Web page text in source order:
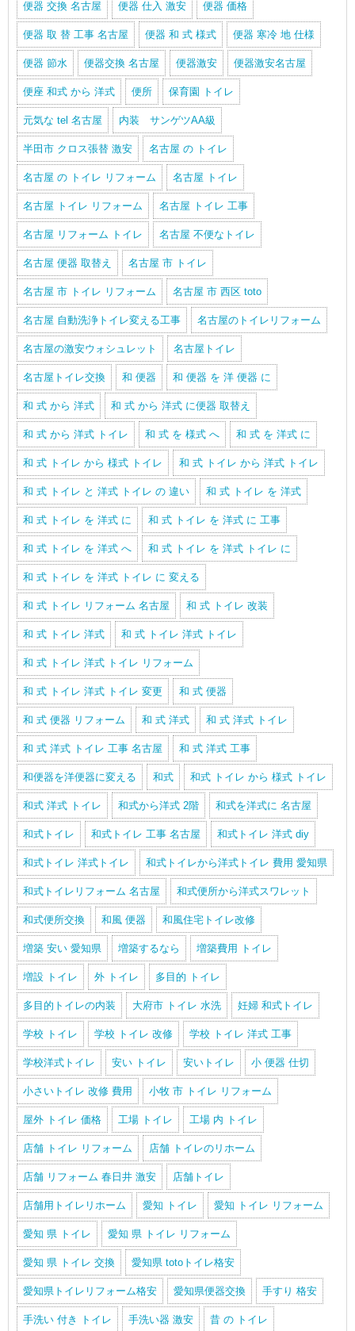
便器 交換 名古屋 便器 仕入 激安 便器 価格
便器 取 替 工事 名古屋 便器 和 式 様式 便器 寒冷 地 仕様
便器 節水 便器交換 名古屋 便器激安 便器激安名古屋
便座 和式 から 洋式 便所 保育園 トイレ
元気な tel 名古屋 内装 サンゲツAA級
半田市 クロス張替 激安 名古屋 の トイレ
名古屋 の トイレ リフォーム 名古屋 トイレ
名古屋 トイレ リフォーム 名古屋 トイレ 工事
名古屋 リフォーム トイレ 名古屋 不便なトイレ
名古屋 便器 取替え 名古屋 市 トイレ
名古屋 市 トイレ リフォーム 名古屋 市 西区 toto
名古屋 自動洗浄トイレ変える工事 名古屋のトイレリフォーム
名古屋の激安ウォシュレット 名古屋トイレ
名古屋トイレ交換 和 便器 和 便器 を 洋 便器 に
和 式 から 洋式 和 式 から 洋式 に便器 取替え
和 式 から 洋式 トイレ 和 式 を 様式 へ 和 式 を 洋式 に
和 式 トイレ から 様式 トイレ 和 式 トイレ から 洋式 トイレ
和 式 トイレ と 洋式 トイレ の 違い 和 式 トイレ を 洋式
和 式 トイレ を 洋式 に 和 式 トイレ を 洋式 に 工事
和 式 トイレ を 洋式 へ 和 式 トイレ を 洋式 トイレ に
和 式 トイレ を 洋式 トイレ に 変える
和 式 トイレ リフォーム 名古屋 和 式 トイレ 改装
和 式 トイレ 洋式 和 式 トイレ 洋式 トイレ
和 式 トイレ 洋式 トイレ リフォーム
和 式 トイレ 洋式 トイレ 変更 和 式 便器
和 式 便器 リフォーム 和 式 洋式 和 式 洋式 トイレ
和 式 洋式 トイレ 工事 名古屋 和 式 洋式 工事
和便器を洋便器に変える 和式 和式 トイレ から 様式 トイレ
和式 洋式 トイレ 和式から洋式 2階 和式を洋式に 名古屋
和式トイレ 和式トイレ 工事 名古屋 和式トイレ 洋式 diy
和式トイレ 洋式トイレ 和式トイレから洋式トイレ 費用 愛知県
和式トイレリフォーム 名古屋 和式便所から洋式スワレット
和式便所交換 和風 便器 和風住宅トイレ改修
増築 安い 愛知県 増築するなら 増築費用 トイレ
増設 トイレ 外 トイレ 多目的 トイレ
多目的トイレの内装 大府市 トイレ 水洗 妊婦 和式トイレ
学校 トイレ 学校 トイレ 改修 学校 トイレ 洋式 工事
学校洋式トイレ 安い トイレ 安いトイレ 小 便器 仕切
小さいトイレ 改修 費用 小牧 市 トイレ リフォーム
屋外 トイレ 価格 工場 トイレ 工場 内 トイレ
店舗 トイレ リフォーム 店舗 トイレのリホーム
店舗 リフォーム 春日井 激安 店舗トイレ
店舗用トイレリホーム 愛知 トイレ 愛知 トイレ リフォーム
愛知 県 トイレ 愛知 県 トイレ リフォーム
愛知 県 トイレ 交換 愛知県 totoトイレ格安
愛知県トイレリフォーム格安 愛知県便器交換 手すり 格安
手洗い 付き トイレ 手洗い器 激安 昔 の トイレ